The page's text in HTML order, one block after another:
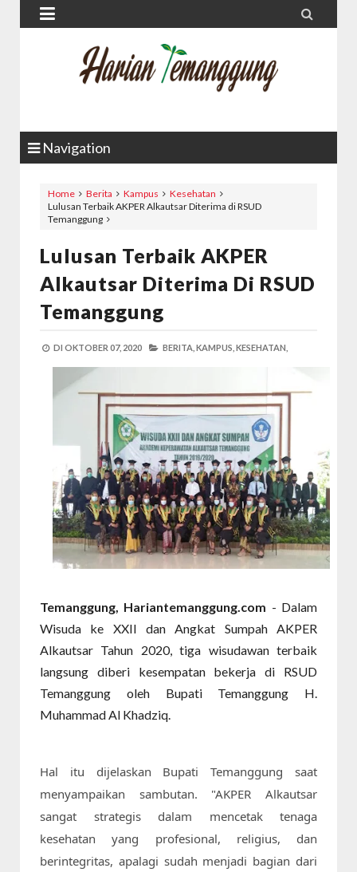
 
Navigation
Home Berita Kampus
Kesehatan
Lulusan Terbaik AKPER Alkautsar Diterima di RSUD
Temanggung
Lulusan Terbaik AKPER
Alkautsar Diterima Di RSUD
Temanggung
DI OKTOBER 07, 2020 BERITA, KAMPUS, KESEHATAN,
Temanggung, Hariantemanggung.com - Dalam
Wisuda ke XXII dan Angkat Sumpah AKPER
Alkautsar Tahun 2020, tiga wisudawan terbaik
langsung diberi kesempatan bekerja di RSUD
Temanggung oleh Bupati Temanggung H.
Muhammad Al Khadziq.
Hal itu dijelaskan Bupati Temanggung saat
menyampaikan sambutan. "AKPER Alkautsar
sangat strategis dalam mencetak tenaga
kesehatan yang profesional, religius, dan
berintegritas, apalagi sudah menjadi bagian dari